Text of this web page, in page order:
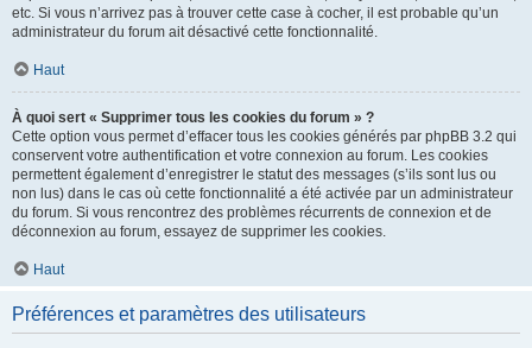
etc. Si vous n’arrivez pas à trouver cette case à cocher, il est probable qu’un
administrateur du forum ait désactivé cette fonctionnalité.
Haut
À quoi sert « Supprimer tous les cookies du forum » ?
Cette option vous permet d’effacer tous les cookies générés par phpBB 3.2 qui
conservent votre authentification et votre connexion au forum. Les cookies
permettent également d’enregistrer le statut des messages (s’ils sont lus ou
non lus) dans le cas où cette fonctionnalité a été activée par un administrateur
du forum. Si vous rencontrez des problèmes récurrents de connexion et de
déconnexion au forum, essayez de supprimer les cookies.
Haut
Préférences et paramètres des utilisateurs